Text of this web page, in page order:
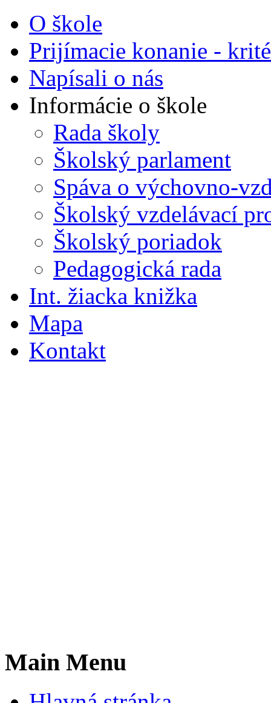
O škole
Prijímacie konanie -
Napísali o nás
Informácie o škole
Rada školy
Školský parlament
Spáva o výchovno-
Školský vzdelávací
Školský poriadok
Pedagogická rada
Int. žiacka knižka
Mapa
Kontakt
Main Menu